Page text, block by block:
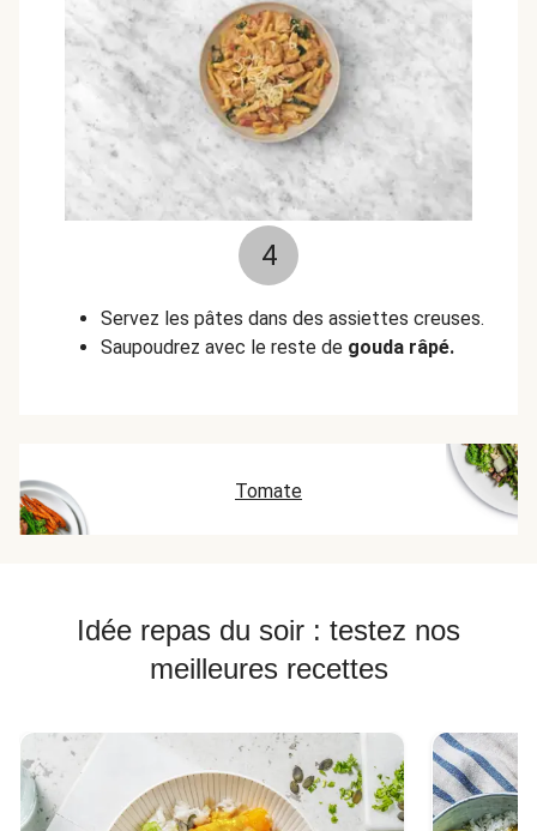
4
Servez les pâtes dans des assiettes creuses.
Saupoudrez avec le reste de gouda râpé.
Tomate
Idée repas du soir : testez nos
meilleures recettes